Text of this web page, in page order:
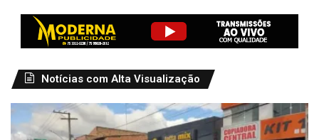
Notícias com Alta Visualização